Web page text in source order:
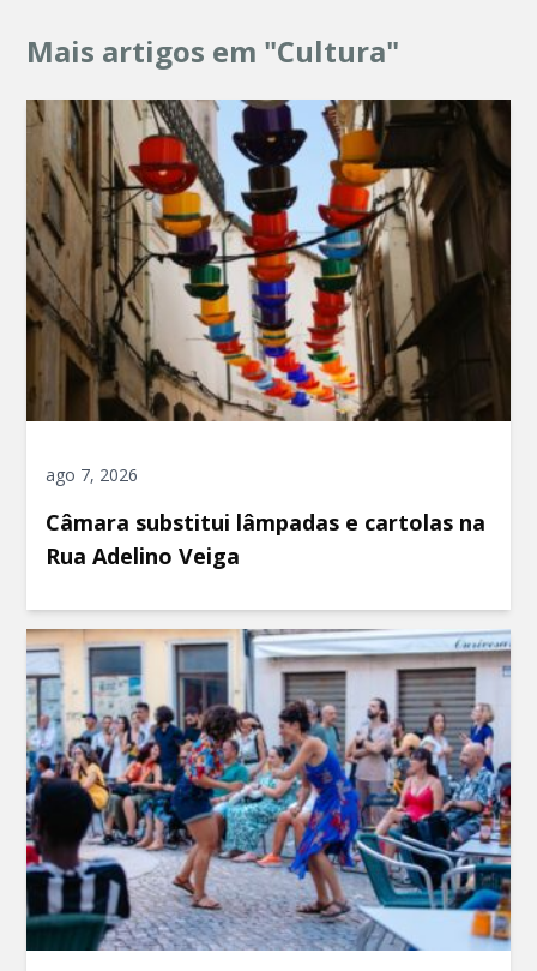
Mais artigos em "Cultura"
ago 7, 2026
Câmara substitui lâmpadas e cartolas na
Rua Adelino Veiga